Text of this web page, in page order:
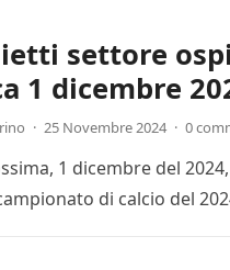
settore
1 dicembre
· 25 Novembre 2024 · 0
1 dicembre del
di calcio del